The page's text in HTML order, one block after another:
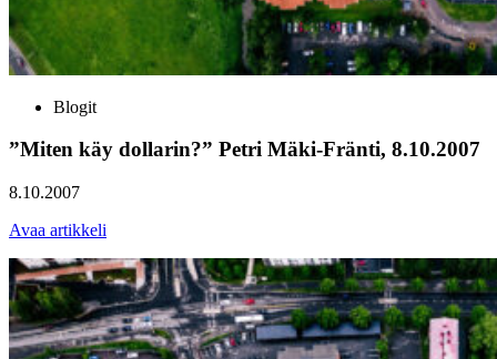
Blogit
”Miten käy dollarin?” Petri Mäki-Fränti, 8.10.2007
8.10.2007
Avaa artikkeli